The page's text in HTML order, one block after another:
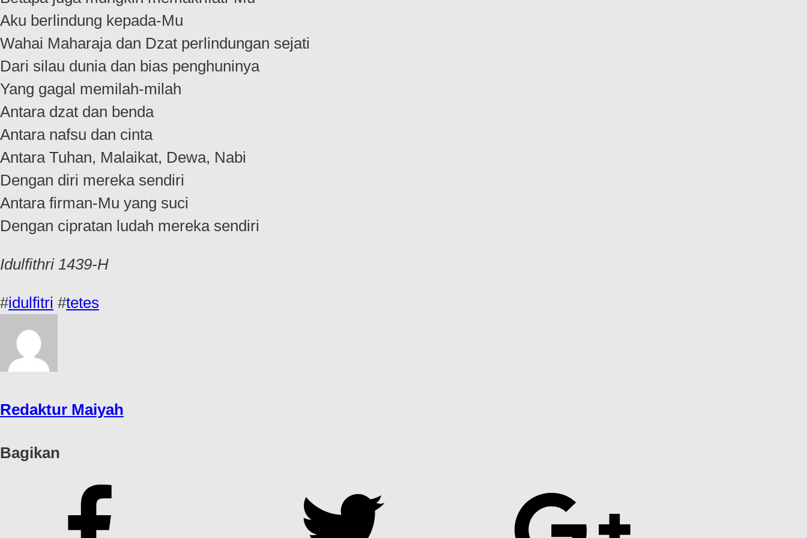
Aku berlindung kepada-Mu
Wahai Maharaja dan Dzat perlindungan sejati
Dari silau dunia dan bias penghuninya
Yang gagal memilah-milah
Antara dzat dan benda
Antara nafsu dan cinta
Antara Tuhan, Malaikat, Dewa, Nabi
Dengan diri mereka sendiri
Antara firman-Mu yang suci
Dengan cipratan ludah mereka sendiri
Idulfithri 1439-H
#idulfitri #tetes
Redaktur Maiyah
Bagikan